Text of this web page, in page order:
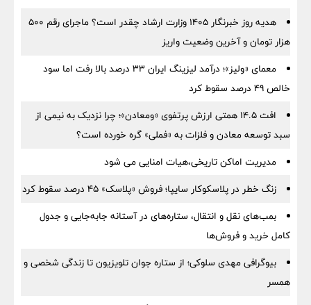
هدیه روز خبرنگار ۱۴۰۵ وزارت ارشاد چقدر است؟ ماجرای رقم ۵۰۰
هزار تومان و آخرین وضعیت واریز
معمای «ولیز»؛ درآمد لیزینگ ایران ۳۳ درصد بالا رفت اما سود
خالص ۴۹ درصد سقوط کرد
افت ۱۴.۵ همتی ارزش پرتفوی «ومعادن»؛ چرا نزدیک به نیمی از
سبد توسعه معادن و فلزات به «فملی» گره خورده است؟
مدیریت اماکن تاریخی،هیات امنایی می شود
زنگ خطر در پلاسکوکار سایپا؛ فروش «پلاسک» ۴۵ درصد سقوط کرد
بمب‌های نقل و انتقال، ستاره‌های در آستانه جابه‌جایی و جدول
کامل خرید و فروش‌ها
بیوگرافی مهدی سلوکی؛ از ستاره جوان تلویزیون تا زندگی شخصی و
همسر